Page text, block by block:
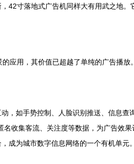
42寸落地式广告机同样大有用武之地
应用，其价值已超越了单纯的广告播放
，如手势控制、人脸识别推送、信息查
收集客流、关注度等数据，为广告效果
成为城市数字信息网络的一个有机单元。